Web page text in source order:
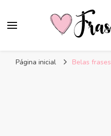
Página inicial Belas frases